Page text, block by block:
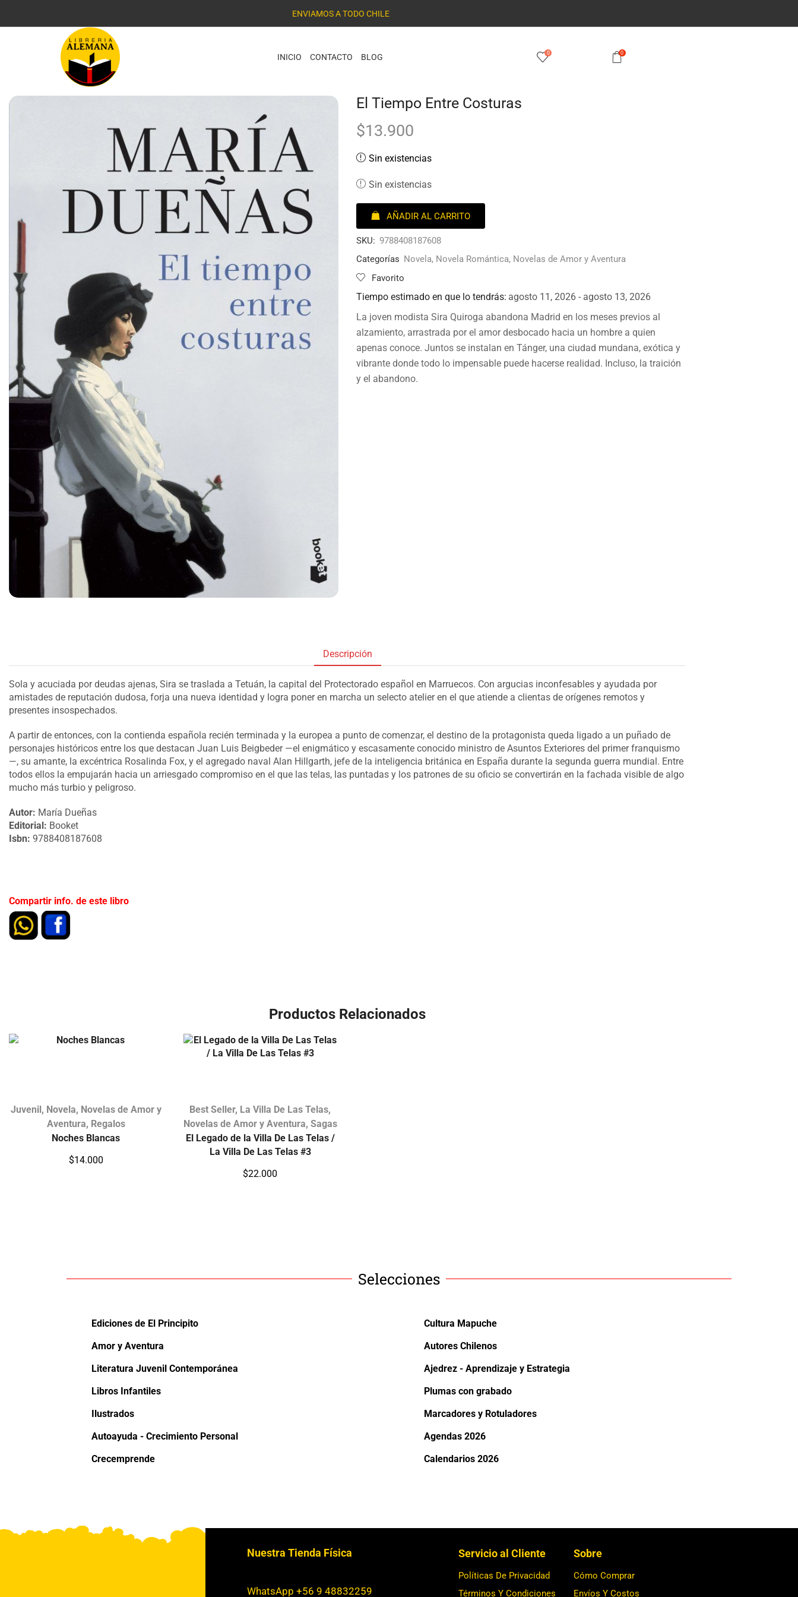
ENVIAMOS A TODO CHILE
INICIO CONTACTO BLOG 0 0
El Tiempo Entre Costuras
$13.900
Sin existencias
Sin existencias
AÑADIR AL CARRITO
SKU: 9788408187608
Categorías Novela, Novela Romántica, Novelas de Amor y Aventura
Favorito
Tiempo estimado en que lo tendrás: agosto 11, 2026 - agosto 13, 2026
La joven modista Sira Quiroga abandona Madrid en los meses previos al
alzamiento, arrastrada por el amor desbocado hacia un hombre a quien
apenas conoce. Juntos se instalan en Tánger, una ciudad mundana, exótica y
vibrante donde todo lo impensable puede hacerse realidad. Incluso, la traición
y el abandono.
Descripción
Sola y acuciada por deudas ajenas, Sira se traslada a Tetuán, la capital del Protectorado español en Marruecos. Con argucias inconfesables y ayudada por
amistades de reputación dudosa, forja una nueva identidad y logra poner en marcha un selecto atelier en el que atiende a clientas de orígenes remotos y
presentes insospechados.
A partir de entonces, con la contienda española recién terminada y la europea a punto de comenzar, el destino de la protagonista queda ligado a un puñado de
personajes históricos entre los que destacan Juan Luis Beigbeder —el enigmático y escasamente conocido ministro de Asuntos Exteriores del primer franquismo
—, su amante, la excéntrica Rosalinda Fox, y el agregado naval Alan Hillgarth, jefe de la inteligencia británica en España durante la segunda guerra mundial. Entre
todos ellos la empujarán hacia un arriesgado compromiso en el que las telas, las puntadas y los patrones de su oficio se convertirán en la fachada visible de algo
mucho más turbio y peligroso.
Autor: María Dueñas
Editorial: Booket
Isbn: 9788408187608
Compartir info. de este libro
Productos Relacionados
Juvenil, Novela, Novelas de Amor y
Aventura, Regalos
Noches Blancas
$14.000
Best Seller, La Villa De Las Telas,
Novelas de Amor y Aventura, Sagas
El Legado de la Villa De Las Telas /
La Villa De Las Telas #3
$22.000
Selecciones
Ediciones de El Principito
Amor y Aventura
Literatura Juvenil Contemporánea
Libros Infantiles
Ilustrados
Autoayuda - Crecimiento Personal
Crecemprende
Cultura Mapuche
Autores Chilenos
Ajedrez - Aprendizaje y Estrategia
Plumas con grabado
Marcadores y Rotuladores
Agendas 2026
Calendarios 2026
Nuestra Tienda Física
WhatsApp +56 9 48832259
Servicio al Cliente
Políticas De Privacidad
Términos Y Condiciones
Sobre
Cómo Comprar
Envíos Y Costos